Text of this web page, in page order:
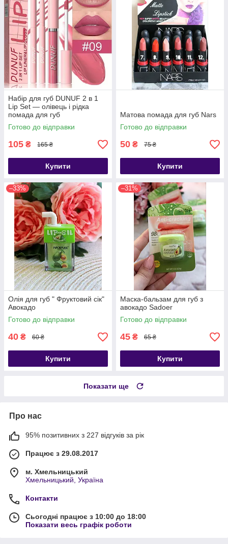
Набір для губ DUNUF 2 в 1
Lip Set — олівець і рідка
помада для губ
Готово до відправки
105 ₴ 165 ₴
Купити
Матова помада для губ Nars
Готово до відправки
50 ₴ 75 ₴
Купити
–33%
Олія для губ " Фруктовий сік"
Авокадо
Готово до відправки
40 ₴ 60 ₴
Купити
–31%
Маска-бальзам для губ з
авокадо Sadoer
Готово до відправки
45 ₴ 65 ₴
Купити
Показати ще
Про нас
95% позитивних з 227 відгуків за рік
Працює з 29.08.2017
м. Хмельницький
Хмельницький, Україна
Контакти
Сьогодні працює з 10:00 до 18:00
Показати весь графік роботи